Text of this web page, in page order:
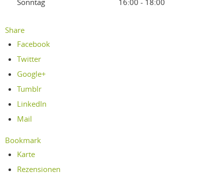
Sonntag
16:00 - 18:00
Share
Facebook
Twitter
Google+
Tumblr
LinkedIn
Mail
Bookmark
Karte
Rezensionen